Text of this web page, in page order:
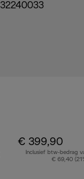
€ 399,90
Inclusief btw-bedrag
€ 69,40